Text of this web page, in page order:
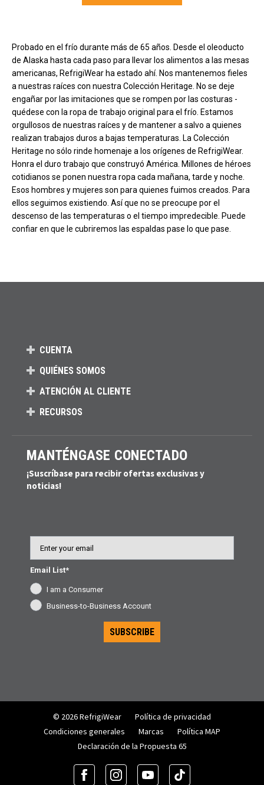
Carga más productos. El lector de pantalla anunciará cuando se hayan
Probado en el frío durante más de 65 años. Desde el oleoducto
de Alaska hasta cada paso para llevar los alimentos a las mesas
americanas, RefrigiWear ha estado ahí. Nos mantenemos fieles
a nuestras raíces con nuestra Colección Heritage. No se deje
engañar por las imitaciones que se rompen por las costuras -
quédese con la ropa de trabajo original para el frío. Estamos
orgullosos de nuestras raíces y de mantener a salvo a quienes
realizan trabajos duros a bajas temperaturas. La Colección
Heritage no sólo rinde homenaje a los orígenes de RefrigiWear.
Honra el duro trabajo que construyó América. Millones de héroes
cotidianos se ponen nuestra ropa cada mañana, tarde y noche.
Esos hombres y mujeres son para quienes fuimos creados. Para
ellos seguimos existiendo. Así que no se preocupe por el
descenso de las temperaturas o el tiempo impredecible. Puede
confiar en que le cubriremos las espaldas pase lo que pase.
CUENTA
QUIÉNES SOMOS
ATENCIÓN AL CLIENTE
RECURSOS
MANTÉNGASE CONECTADO
¡Suscríbase para recibir ofertas exclusivas y
noticias!
Email List*
I am a Consumer
Business-to-Business Account
SUBSCRIBE
© 2026 RefrigiWear
Política de privacidad
Condiciones generales
Marcas
Política MAP
Declaración de la Propuesta 65